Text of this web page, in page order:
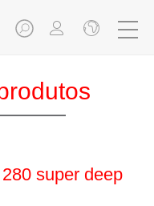
super deep